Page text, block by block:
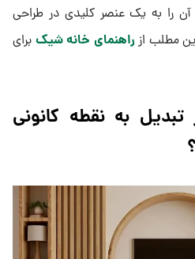
را به یک عنصر کلیدی در طراحی
مطلب از راهنمای خانه شیک برای
تبدیل به نقطه کانونی